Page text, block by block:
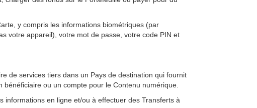
y compris les informations biométriques (par
votre appareil), votre mot de passe, votre code PIN et
de services tiers dans un Pays de destination qui fournit
ou un compte pour le Contenu numérique.
en ligne et/ou à effectuer des Transferts à